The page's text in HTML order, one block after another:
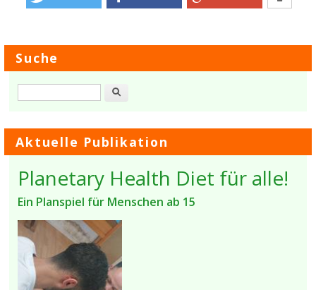
Suche
Suche
Aktuelle Publikation
Planetary Health Diet für alle!
Ein Planspiel für Menschen ab 15